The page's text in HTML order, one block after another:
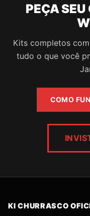
PEÇA SEU
Kits completos
tudo o que você
COMO
KI CHURRASCO